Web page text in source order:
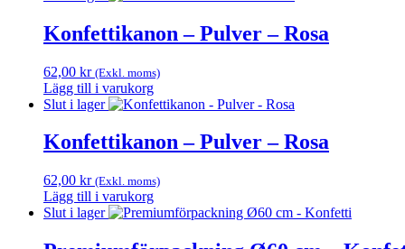
Konfettikanon – Pulver – Rosa
62,00 kr (Exkl. moms)
Lägg till i varukorg
Slut i lager
Konfettikanon – Pulver – Rosa
62,00 kr (Exkl. moms)
Lägg till i varukorg
Slut i lager